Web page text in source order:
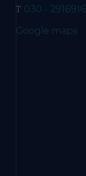
T 030 - 2916916
Google maps